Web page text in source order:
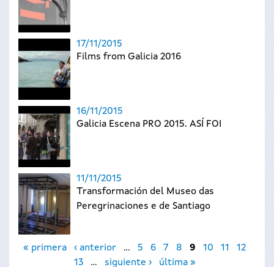
17/11/2015
Films from Galicia 2016
16/11/2015
Galicia Escena PRO 2015. ASÍ FOI
11/11/2015
Transformación del Museo das
Peregrinaciones e de Santiago
Páginas
« primera ‹ anterior … 5 6 7 8 9 10 11
12
13
… siguiente › última »